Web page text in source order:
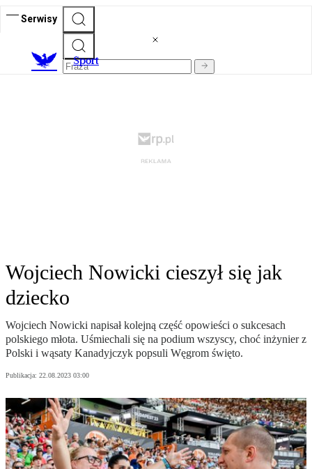
Serwisy
Sport
Wojciech Nowicki cieszył się jak
dziecko
Wojciech Nowicki napisał kolejną część opowieści o sukcesach
polskiego młota. Uśmiechali się na podium wszyscy, choć inżynier z
Polski i wąsaty Kanadyjczyk popsuli Węgrom święto.
Publikacja: 22.08.2023 03:00